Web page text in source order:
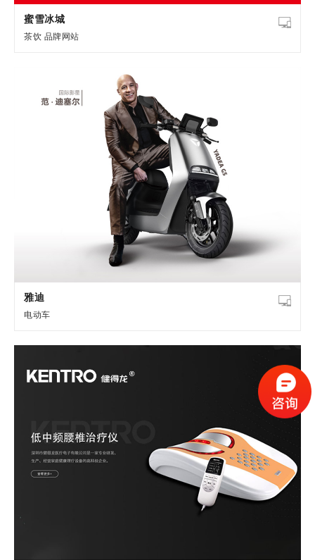
蜜雪冰城
茶饮 品牌网站
雅迪
电动车